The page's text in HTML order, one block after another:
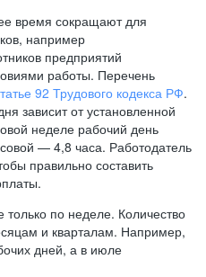
время сокращают для
например
предприятий
работы. Перечень
92 Трудового кодекса РФ.
зависит от установленной
неделе рабочий день
—4,8 часа. Работодатель
правильно составить
по неделе. Количество
и кварталам. Например,
дней, а в июле